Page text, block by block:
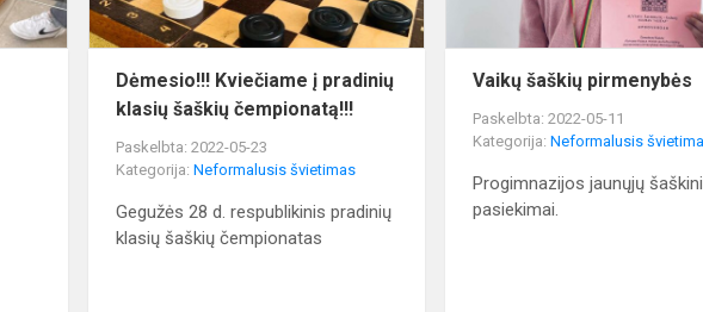
čempionatą!!!
Dėmesio!!! Kviečiame į pradinių
klasių šaškių čempionatą!!!
Paskelbta: 2022-05-23
Kategorija:Neformalusis švietimas
Gegužės 28 d. respublikinis pradinių
klasių šaškių čempionatas
Vaikų šaškių pirmenybės
Paskelbta: 2022-05-11
Kategorija:Neformalusis
Progimnazijos jaunųjų
pasiekimai.